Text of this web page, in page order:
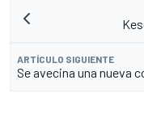
ARTÍCULO SIGUIENTE
Se avecina una nueva